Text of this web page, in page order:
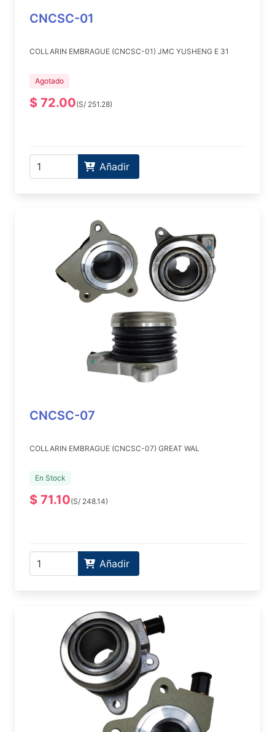
CNCSC-01
COLLARIN EMBRAGUE (CNCSC-01) JMC YUSHENG E 31
Agotado
$ 72.00(S/ 251.28)
Añadir
CNCSC-07
COLLARIN EMBRAGUE (CNCSC-07) GREAT WAL
En Stock
$ 71.10(S/ 248.14)
Añadir